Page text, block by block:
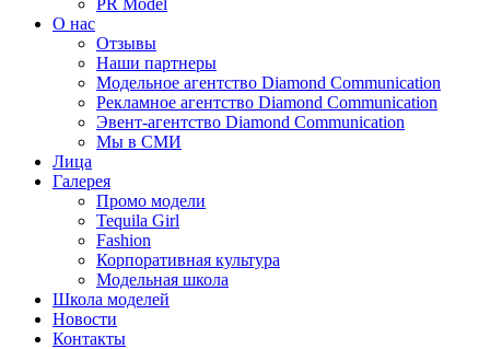
PR Model
О нас
Отзывы
Наши партнеры
Модельное агентство Diamond Communication
Рекламное агентство Diamond Communication
Эвент-агентство Diamond Communication
Мы в СМИ
Лица
Галерея
Промо модели
Tequila Girl
Fashion
Корпоративная культура
Модельная школа
Школа моделей
Новости
Контакты